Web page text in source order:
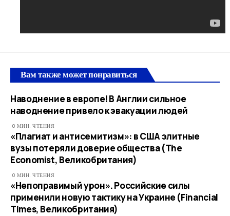
Вам также может понравиться
Наводнение в европе! В Англии сильное
наводнение привело к эвакуации людей
0 МИН. ЧТЕНИЯ
«Плагиат и антисемитизм»: в США элитные
вузы потеряли доверие общества (The
Economist, Великобритания)
0 МИН. ЧТЕНИЯ
«Непоправимый урон». Российские силы
применили новую тактику на Украине (Financial
Times, Великобритания)